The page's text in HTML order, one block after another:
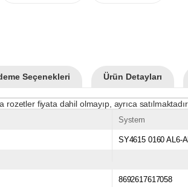
Seçenekleri Ürün Detayları
rozetler fiyata dahil olmayıp, ayrıca satılmaktadır.
System
SY4615 0160 AL6-
8692617617058